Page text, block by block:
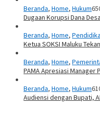
Beranda, Home, Hukum
Dugaan Korupsi Dana
Beranda, Home,
Ketua SOKSI Maluku
Beranda, Home,
PAMA Apresiasi Manager
Beranda, Home, Hukum
Audiensi dengan Bupati,